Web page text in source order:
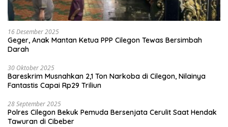
16 Desember 2025
Geger, Anak Mantan Ketua PPP Cilegon Tewas Bersimbah
Darah
30 Oktober 2025
Bareskrim Musnahkan 2,1 Ton Narkoba di Cilegon, Nilainya
Fantastis Capai Rp29 Triliun
28 September 2025
Polres Cilegon Bekuk Pemuda Bersenjata Cerulit Saat Hendak
Tawuran di Cibeber